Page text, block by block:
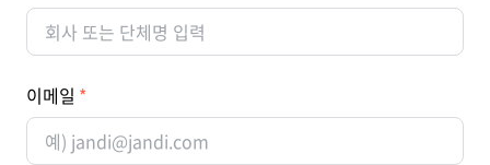
이메일